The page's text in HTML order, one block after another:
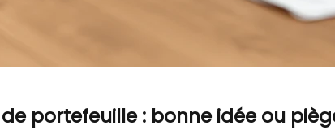
portefeuille : bonne idée ou